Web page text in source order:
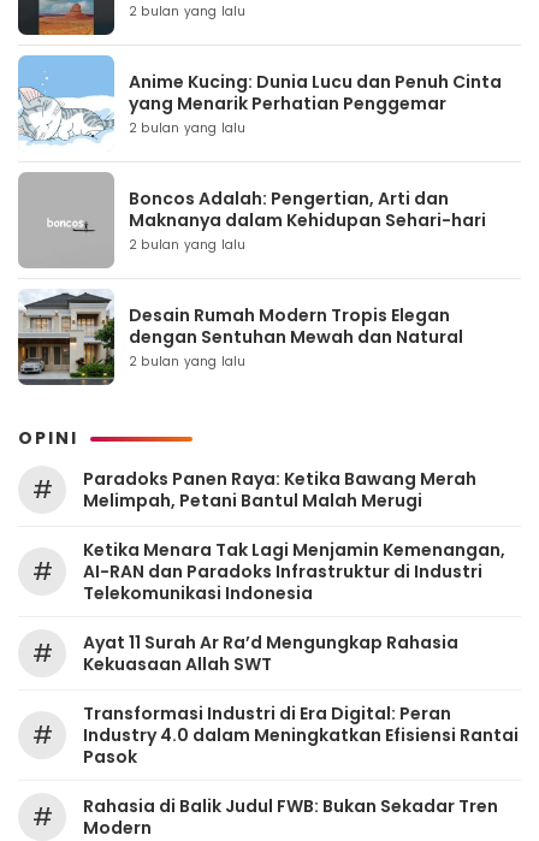
2 bulan yang lalu
Anime Kucing: Dunia Lucu dan Penuh Cinta
yang Menarik Perhatian Penggemar
2 bulan yang lalu
Boncos Adalah: Pengertian, Arti dan
Maknanya dalam Kehidupan Sehari-hari
2 bulan yang lalu
Desain Rumah Modern Tropis Elegan
dengan Sentuhan Mewah dan Natural
2 bulan yang lalu
OPINI
#
Paradoks Panen Raya: Ketika Bawang Merah
Melimpah, Petani Bantul Malah Merugi
#
Ketika Menara Tak Lagi Menjamin Kemenangan,
AI-RAN dan Paradoks Infrastruktur di Industri
Telekomunikasi Indonesia
#
Ayat 11 Surah Ar Ra’d Mengungkap Rahasia
Kekuasaan Allah SWT
#
Transformasi Industri di Era Digital: Peran
Industry 4.0 dalam Meningkatkan Efisiensi Rantai
Pasok
#
Rahasia di Balik Judul FWB: Bukan Sekadar Tren
Modern